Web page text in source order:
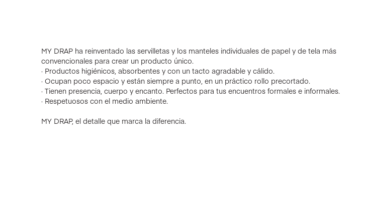
MY DRAP ha reinventado las servilletas y los manteles individuales de papel y de tela más
convencionales para crear un producto único.
· Productos higiénicos, absorbentes y con un tacto agradable y cálido.
· Ocupan poco espacio y están siempre a punto, en un práctico rollo precortado.
· Tienen presencia, cuerpo y encanto. Perfectos para tus encuentros formales e informales.
· Respetuosos con el medio ambiente.
MY DRAP, el detalle que marca la diferencia.